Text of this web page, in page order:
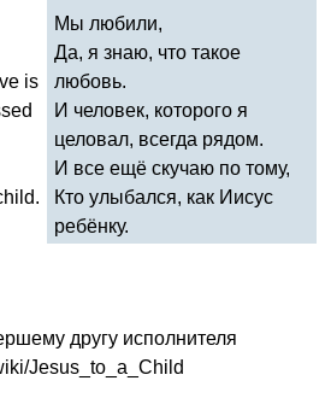
is
.
Мы любили,
Да, я знаю, что такое
любовь.
И человек, которого я
целовал, всегда рядом.
И все ещё скучаю по тому,
Кто улыбался, как Иисус
ребёнку.
другу исполнителя
/Jesus to a Child